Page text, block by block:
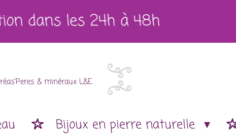
dans les 24h à 48h
& minéraux L&E
Bijoux en pierre naturelle